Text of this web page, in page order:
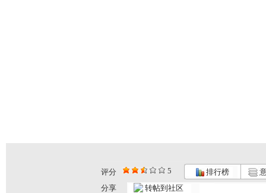
评分 5 排行榜
分享
转帖到社区